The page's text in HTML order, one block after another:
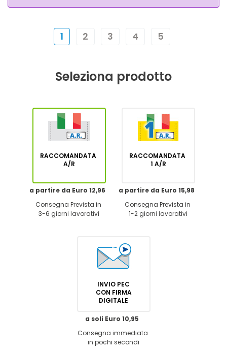
1 2 3 4 5
Seleziona prodotto
RACCOMANDATA
A/R
a partire da Euro 12,96
Consegna Prevista in
3-6 giorni lavorativi
RACCOMANDATA
1 A/R
a partire da Euro 15,98
Consegna Prevista in
1-2 giorni lavorativi
INVIO PEC
CON FIRMA
DIGITALE
a soli Euro 10,95
Consegna immediata
in pochi secondi